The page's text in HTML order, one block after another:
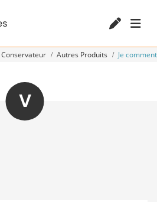
Conservateur Autres Produits Je
V